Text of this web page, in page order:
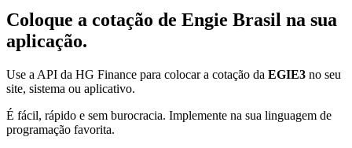
Coloque a cotação de Engie Brasil na sua
aplicação.
Use a API da HG Finance para colocar a cotação da EGIE3 no seu
site, sistema ou aplicativo.
É fácil, rápido e sem burocracia. Implemente na sua linguagem de
programação favorita.